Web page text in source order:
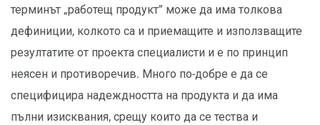
терминът „работещ продукт” може да има толкова
дефиниции, колкото са и приемащите и използващите
резултатите от проекта специалисти и е по принцип
неясен и противоречив. Много по-добре е да се
специфицира надеждността на продукта и да има
пълни изисквания, срещу които да се тества и